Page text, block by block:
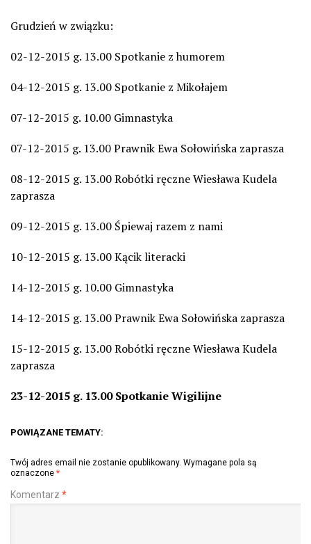
Grudzień w związku:
02-12-2015 g. 13.00 Spotkanie z humorem
04-12-2015 g. 13.00 Spotkanie z Mikołajem
07-12-2015 g. 10.00 Gimnastyka
07-12-2015 g. 13.00 Prawnik Ewa Sołowińska zaprasza
08-12-2015 g. 13.00 Robótki ręczne Wiesława Kudela
zaprasza
09-12-2015 g. 13.00 Śpiewaj razem z nami
10-12-2015 g. 13.00 Kącik literacki
14-12-2015 g. 10.00 Gimnastyka
14-12-2015 g. 13.00 Prawnik Ewa Sołowińska zaprasza
15-12-2015 g. 13.00 Robótki ręczne Wiesława Kudela
zaprasza
23-12-2015 g. 13.00 Spotkanie Wigilijne
POWIĄZANE TEMATY:
Twój adres email nie zostanie opublikowany. Wymagane pola są
oznaczone *
Komentarz *